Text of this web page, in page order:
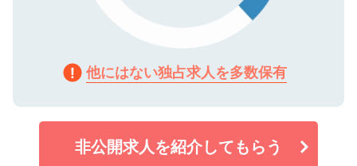
他にはない独占求人を多数保有
非公開求人を紹介してもらう